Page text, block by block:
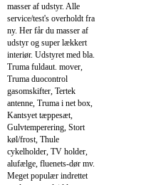
masser af udstyr. Alle
service/test's overholdt fra
ny. Her får du masser af
udstyr og super lækkert
interiør. Udstyret med bla.
Truma fuldaut. mover,
Truma duocontrol
gasomskifter, Tertek
antenne, Truma i net box,
Kantsyet tæppesæt,
Gulvtemperering, Stort
køl/frost, Thule
cykelholder, TV holder,
alufælge, fluenets-dør mv.
Meget populær indrettet